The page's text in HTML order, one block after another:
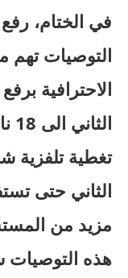
في الختام،
التوصيات تهم
الاحترافية
تغطية تلفزية
الثاني حتى
مزيد من
هذه التوصيات